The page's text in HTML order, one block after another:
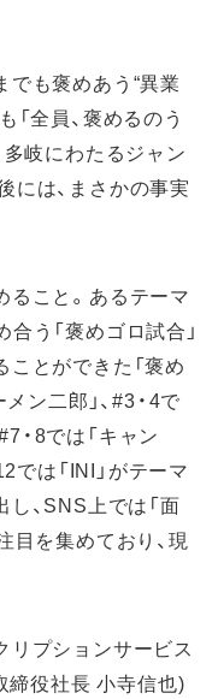
でも褒めあう“異業
全員、褒めるのう
多岐にわたるジャン
には、まさかの事実
ること。あるテーマ
う「褒めゴロ試合」
とができた「褒め
ン二郎」、#3・4で
・8では「キャン
では「INI」がテーマ
、SNS上では「面
目を集めており、現
リプションサービス
締役社長 小寺信也)